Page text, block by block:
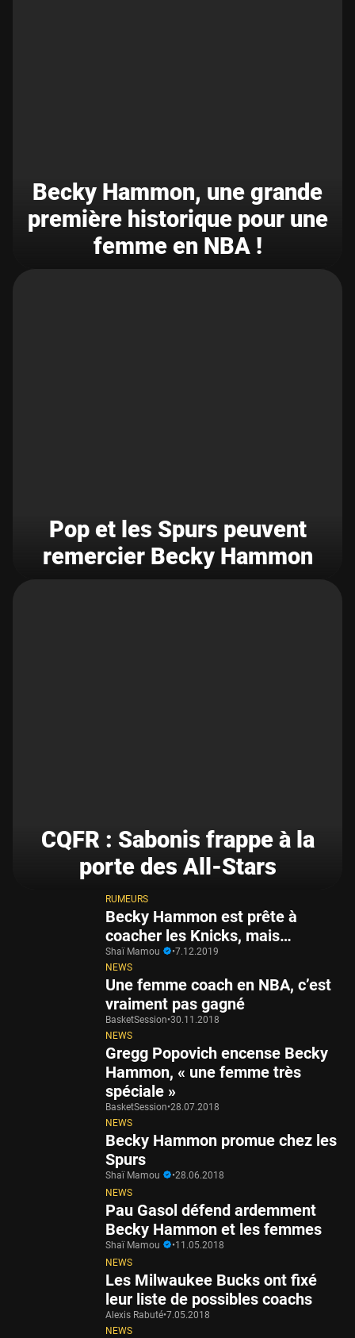
Becky Hammon, une grande
première historique pour une
femme en NBA !
Pop et les Spurs peuvent
remercier Becky Hammon
CQFR : Sabonis frappe à la
porte des All-Stars
RUMEURS
Becky Hammon est prête à
coacher les Knicks, mais…
Shaï Mamou •7.12.2019
NEWS
Une femme coach en NBA, c’est
vraiment pas gagné
BasketSession•30.11.2018
NEWS
Gregg Popovich encense Becky
Hammon, « une femme très
spéciale »
BasketSession•28.07.2018
NEWS
Becky Hammon promue chez les
Spurs
Shaï Mamou •28.06.2018
NEWS
Pau Gasol défend ardemment
Becky Hammon et les femmes
Shaï Mamou •11.05.2018
NEWS
Les Milwaukee Bucks ont fixé
leur liste de possibles coachs
Alexis Rabuté•7.05.2018
NEWS